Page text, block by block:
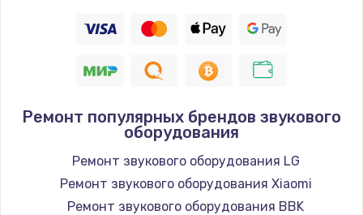
Заказать
Замена шнура
Заказать
Замена / ремонт электронного модуля
управления
600 руб.
Ремонт популярных брендов звукового
оборудования
Ремонт звукового оборудования LG
Ремонт звукового оборудования Xiaomi
Ремонт звукового оборудования BBK